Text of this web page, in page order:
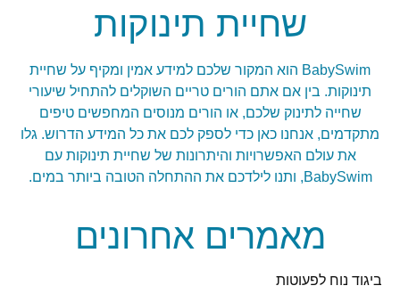
שחיית תינוקות
BabySwim הוא המקור שלכם למידע אמין ומקיף על שחיית
תינוקות. בין אם אתם הורים טריים השוקלים להתחיל שיעורי
שחייה לתינוק שלכם, או הורים מנוסים המחפשים טיפים
מתקדמים, אנחנו כאן כדי לספק לכם את כל המידע הדרוש. גלו
את עולם האפשרויות והיתרונות של שחיית תינוקות עם
BabySwim, ותנו לילדכם את ההתחלה הטובה ביותר במים.
מאמרים אחרונים
ביגוד נוח לפעוטות